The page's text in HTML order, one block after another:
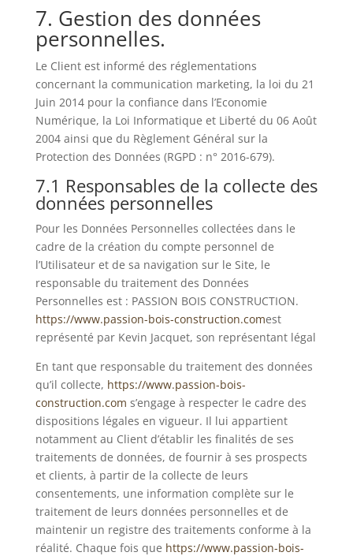
7. Gestion des données
personnelles.
Le Client est informé des réglementations
concernant la communication marketing, la loi du 21
Juin 2014 pour la confiance dans l’Economie
Numérique, la Loi Informatique et Liberté du 06 Août
2004 ainsi que du Règlement Général sur la
Protection des Données (RGPD : n° 2016-679).
7.1 Responsables de la collecte des
données personnelles
Pour les Données Personnelles collectées dans le
cadre de la création du compte personnel de
l’Utilisateur et de sa navigation sur le Site, le
responsable du traitement des Données
Personnelles est : PASSION BOIS CONSTRUCTION.
https://www.passion-bois-construction.comest
représenté par Kevin Jacquet, son représentant légal
En tant que responsable du traitement des données
qu’il collecte, https://www.passion-bois-
construction.com s’engage à respecter le cadre des
dispositions légales en vigueur. Il lui appartient
notamment au Client d’établir les finalités de ses
traitements de données, de fournir à ses prospects
et clients, à partir de la collecte de leurs
consentements, une information complète sur le
traitement de leurs données personnelles et de
maintenir un registre des traitements conforme à la
réalité. Chaque fois que https://www.passion-bois-